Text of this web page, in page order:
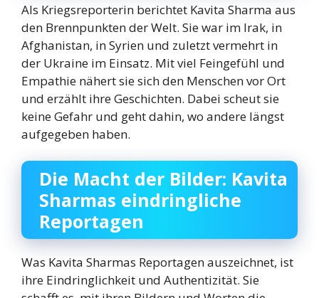
Als Kriegsreporterin berichtet Kavita Sharma aus
den Brennpunkten der Welt. Sie war im Irak, in
Afghanistan, in Syrien und zuletzt vermehrt in
der Ukraine im Einsatz. Mit viel Feingefühl und
Empathie nähert sie sich den Menschen vor Ort
und erzählt ihre Geschichten. Dabei scheut sie
keine Gefahr und geht dahin, wo andere längst
aufgegeben haben.
Die Macht der Bilder: Kavita
Sharmas eindringliche
Reportagen
Was Kavita Sharmas Reportagen auszeichnet, ist
ihre Eindringlichkeit und Authentizität. Sie